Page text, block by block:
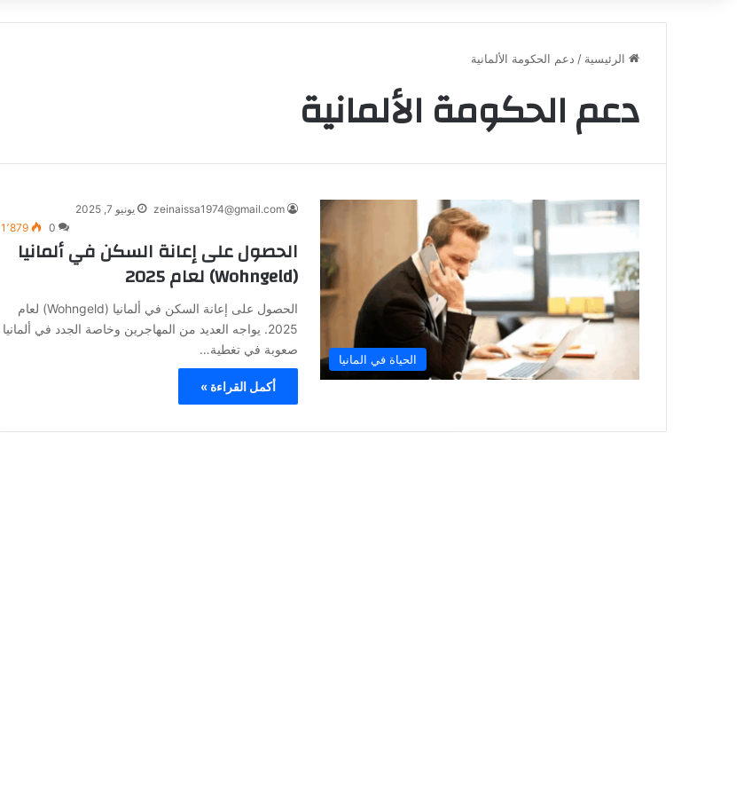
الرئيسية / دعم الحكومة الألمانية
دعم الحكومة الألمانية
الحياة في المانيا
zeinaissa1974@gmail.com
يونيو 7, 2025
0
1٬879
الحصول على إعانة السكن في ألمانيا
(Wohngeld) لعام 2025
الحصول على إعانة السكن في ألمانيا (Wohngeld) لعام
2025. يواجه العديد من المهاجرين وخاصة الجدد في ألمانيا
صعوبة في تغطية…
أكمل القراءة »